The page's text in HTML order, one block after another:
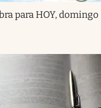
para HOY, domingo